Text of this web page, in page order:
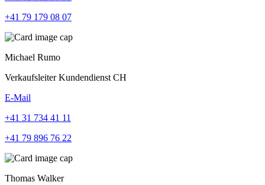
+41 79 179 08 07
Michael Rumo
Verkaufsleiter Kundendienst CH
E-Mail
+41 31 734 41 11
+41 79 896 76 22
Thomas Walker